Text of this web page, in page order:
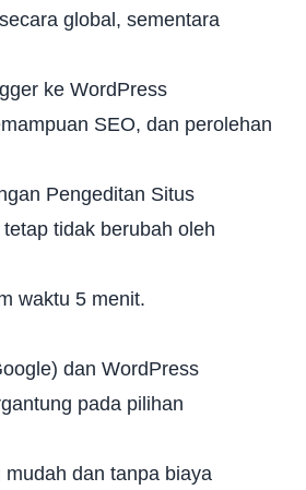
global, sementara
ke WordPress
SEO, dan perolehan
Pengeditan Situs
tidak berubah oleh
waktu 5 menit.
dan WordPress
pada pilihan
dan tanpa biaya